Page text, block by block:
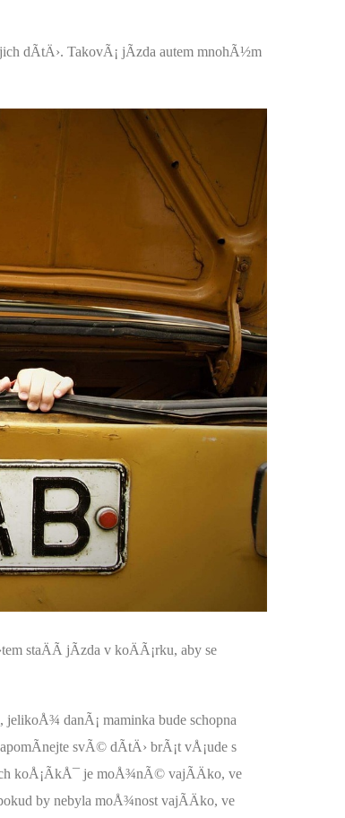
dÃ­tÄ›. TakovÃ¡ jÃ­zda autem mnohÃ½m
staÄÃ­ jÃ­zda v koÄÃ¡rku, aby se
danÃ¡ maminka bude schopna
svÃ© dÃ­tÄ› brÃ¡t vÅ¡ude s
koÅ¡Ã­kÅ¯ je moÅ¾nÃ© vajÃ­Äko, ve
by nebyla moÅ¾nost vajÃ­Äko, ve